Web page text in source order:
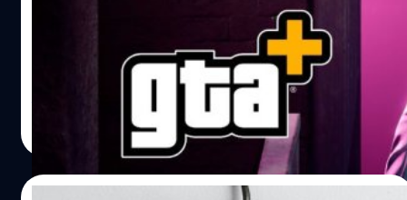
ขอค่าขนมเพิ่ม Rockstar Games เปิดระบบใหม่ GTA+ บริการ
รายเดือนของ GTA Online สำหรับ PlayStation 5 กับ Xbox
Series X/S ที่จะเปิดให้บริการวันที่ 29 มีนาคมเป็นต้นไป พร้อม
กับสิทธิพิเศษมากมายสำหรับสมาชิก สิทธิพิเศษสำหรับสมาชิก
GTA+ ผู้เล่นจะได้เงินภายในเกมรายเดือนถึง 500,000
เหรียญ โดยเงินจะเข้าไปอยู่ภายในบัญชีของคุณเลย พร้อมกับ
ได้สิทธิพิเศษในเมืองลอส ซานโตส ซึ่งจะปลดล็อกพื้นที่พิเศษ
ให้, เข้าถึงการอัปเกรดรถเฉพาะสมาชิก, ได้รับส่วนลดเฉพาะ
สมาชิกเท่านั้น, โบนัส GTA$ และ RP โบนัส และความพิเศษ
| 1596 days ago